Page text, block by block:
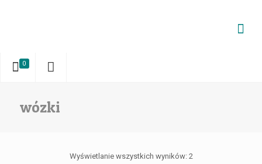
0
wózki
Wyświetlanie wszystkich wyników: 2